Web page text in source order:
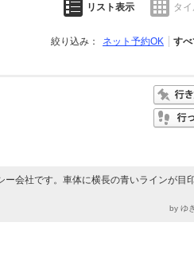
リスト表示 タ
絞り込み： ネット予約OK す
会社です。車体に横長の青いラインが目
by ゆ